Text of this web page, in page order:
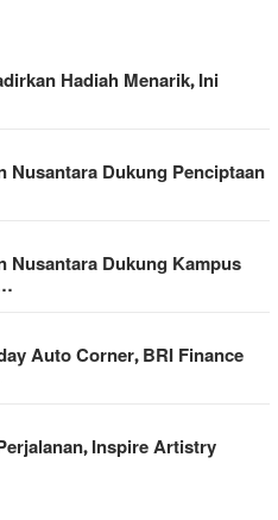
Hadiah Menarik, Ini
Nusantara Dukung Penciptaan
Nusantara Dukung Kampus
Auto Corner, BRI Finance
Inspire Artistry